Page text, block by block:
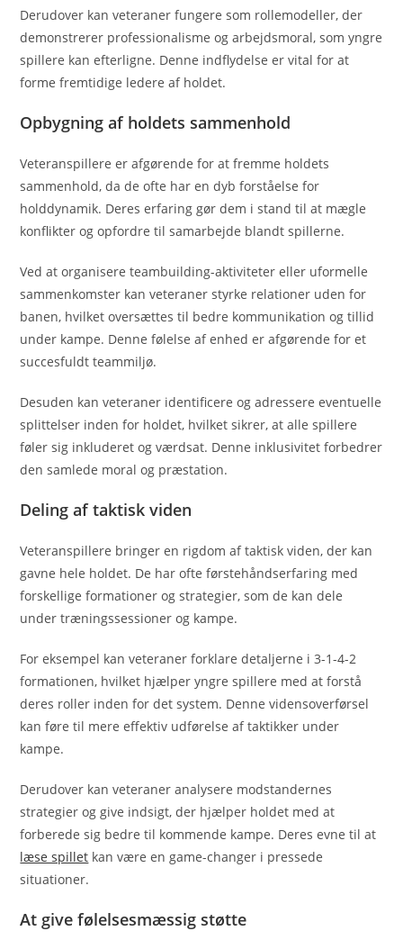
Derudover kan veteraner fungere som rollemodeller, der
demonstrerer professionalisme og arbejdsmoral, som yngre
spillere kan efterligne. Denne indflydelse er vital for at
forme fremtidige ledere af holdet.
Opbygning af holdets sammenhold
Veteranspillere er afgørende for at fremme holdets
sammenhold, da de ofte har en dyb forståelse for
holddynamik. Deres erfaring gør dem i stand til at mægle
konflikter og opfordre til samarbejde blandt spillerne.
Ved at organisere teambuilding-aktiviteter eller uformelle
sammenkomster kan veteraner styrke relationer uden for
banen, hvilket oversættes til bedre kommunikation og tillid
under kampe. Denne følelse af enhed er afgørende for et
succesfuldt teammiljø.
Desuden kan veteraner identificere og adressere eventuelle
splittelser inden for holdet, hvilket sikrer, at alle spillere
føler sig inkluderet og værdsat. Denne inklusivitet forbedrer
den samlede moral og præstation.
Deling af taktisk viden
Veteranspillere bringer en rigdom af taktisk viden, der kan
gavne hele holdet. De har ofte førstehåndserfaring med
forskellige formationer og strategier, som de kan dele
under træningssessioner og kampe.
For eksempel kan veteraner forklare detaljerne i 3-1-4-2
formationen, hvilket hjælper yngre spillere med at forstå
deres roller inden for det system. Denne vidensoverførsel
kan føre til mere effektiv udførelse af taktikker under
kampe.
Derudover kan veteraner analysere modstandernes
strategier og give indsigt, der hjælper holdet med at
forberede sig bedre til kommende kampe. Deres evne til at
læse spillet kan være en game-changer i pressede
situationer.
At give følelsesmæssig støtte